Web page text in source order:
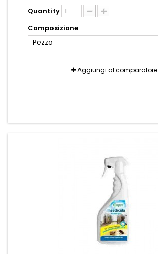
Quantity
Composizione
Pezzo
Aggiungi al comparatore